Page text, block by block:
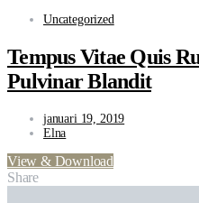
Uncategorized
Tempus Vitae Quis
Pulvinar Blandit
januari 19, 2019
Elna
View & Download
Share